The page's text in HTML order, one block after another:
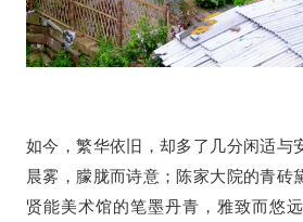
如今，繁华依旧，却多了几分闲适与
晨雾，朦胧而诗意；陈家大院的青砖
贤能美术馆的笔墨丹青，雅致而悠